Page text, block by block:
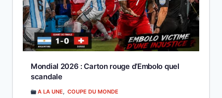
Mondial 2026 : Carton rouge d’Embolo quel
scandale
A LA UNE, COUPE DU MONDE